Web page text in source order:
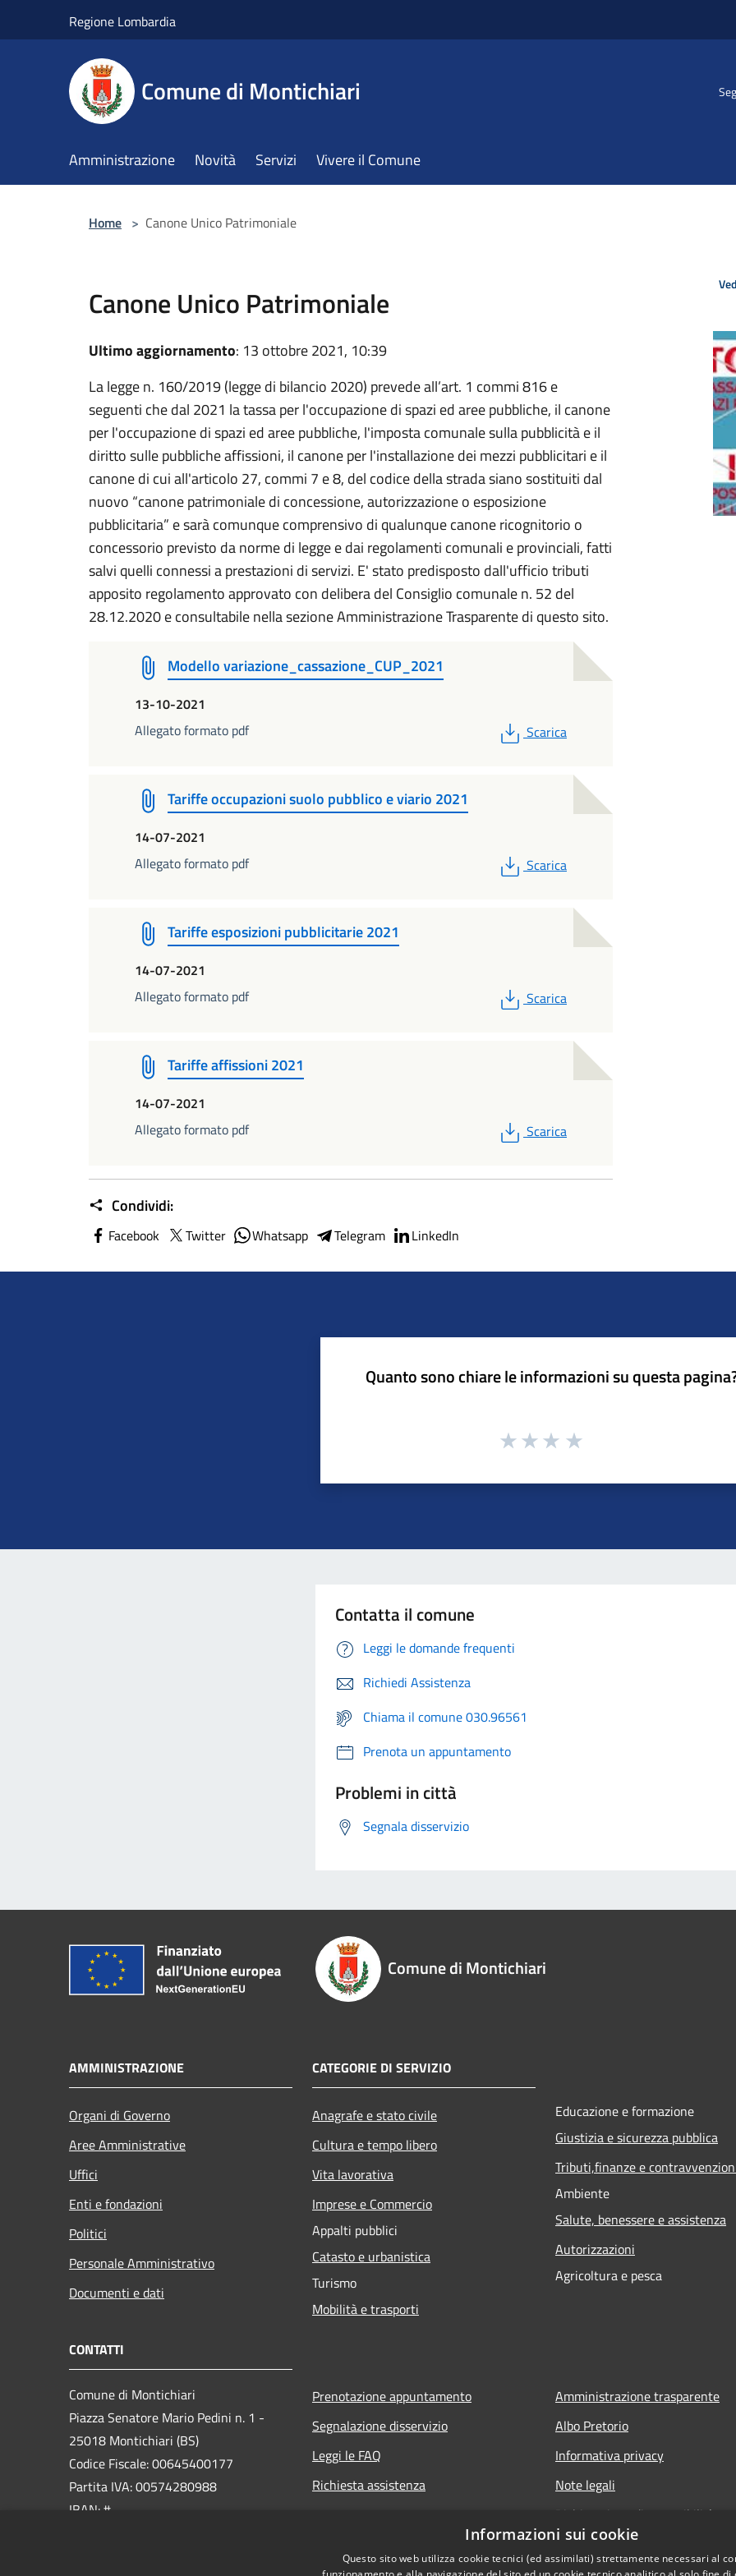
Regione Lombardia
Comune di Montichiari
Amministrazione Novità Servizi Vivere il Comune
Home > Canone Unico Patrimoniale
Canone Unico Patrimoniale
Ultimo aggiornamento: 13 ottobre 2021, 10:39
La legge n. 160/2019 (legge di bilancio 2020) prevede all’art. 1 commi 816 e
seguenti che dal 2021 la tassa per l'occupazione di spazi ed aree pubbliche, il canone
per l'occupazione di spazi ed aree pubbliche, l'imposta comunale sulla pubblicità e il
diritto sulle pubbliche affissioni, il canone per l'installazione dei mezzi pubblicitari e il
canone di cui all'articolo 27, commi 7 e 8, del codice della strada siano sostituiti dal
nuovo “canone patrimoniale di concessione, autorizzazione o esposizione
pubblicitaria” e sarà comunque comprensivo di qualunque canone ricognitorio o
concessorio previsto da norme di legge e dai regolamenti comunali e provinciali, fatti
salvi quelli connessi a prestazioni di servizi. E' stato predisposto dall'ufficio tributi
apposito regolamento approvato con delibera del Consiglio comunale n. 52 del
28.12.2020 e consultabile nella sezione Amministrazione Trasparente di questo sito.
Modello variazione_cassazione_CUP_2021
13-10-2021
Allegato formato pdf
PDF
Scarica
Tariffe occupazioni suolo pubblico e viario 2021
14-07-2021
Allegato formato pdf
PDF
Scarica
Tariffe esposizioni pubblicitarie 2021
14-07-2021
Allegato formato pdf
PDF
Scarica
Tariffe affissioni 2021
14-07-2021
Allegato formato pdf
PDF
Scarica
Condividi:
Facebook Twitter Whatsapp Telegram LinkedIn
Quanto sono chiare le informazioni su questa
Contatta il comune
Leggi le domande frequenti
Richiedi Assistenza
Chiama il comune 030.96561
Prenota un appuntamento
Problemi in città
Segnala disservizio
Comune di Montichiari
AMMINISTRAZIONE
Organi di Governo
Aree Amministrative
Uffici
Enti e fondazioni
Politici
Personale Amministrativo
Documenti e dati
CATEGORIE DI SERVIZIO
Anagrafe e stato civile
Cultura e tempo libero
Vita lavorativa
Imprese e Commercio
Appalti pubblici
Catasto e urbanistica
Turismo
Mobilità e trasporti
Educazione e formazione
Giustizia e sicurezza pubblica
Tributi,finanze e
Ambiente
Salute, benessere e assistenza
Autorizzazioni
Agricoltura e pesca
CONTATTI
Comune di Montichiari
Piazza Senatore Mario Pedini n. 1 -
25018 Montichiari (BS)
Codice Fiscale: 00645400177
Partita IVA: 00574280988
IBAN: #
Prenotazione appuntamento
Segnalazione disservizio
Leggi le FAQ
Richiesta assistenza
Amministrazione trasparente
Albo Pretorio
Informativa privacy
Note legali
Dichiarazione di accessibilità
Whisteblowing
Informazioni sui cookie
Questo sito web utilizza cookie tecnici (ed assimilati) strettamente necessari al